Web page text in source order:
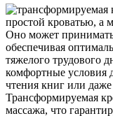
простой кроватью, а
Оно может
обеспечивая
тяжелого трудового
комфортные условия
чтения книг или
Трансформируемая
массажа, что